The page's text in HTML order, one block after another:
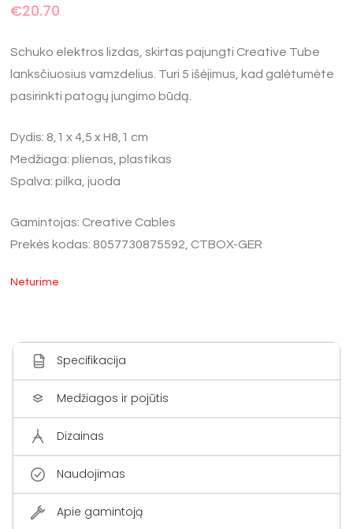
€20.70
Schuko elektros lizdas, skirtas pajungti Creative Tube
lanksčiuosius vamzdelius. Turi 5 išėjimus, kad galėtumėte
pasirinkti patogų jungimo būdą.
Dydis: 8,1 x 4,5 x H8,1 cm
Medžiaga: plienas, plastikas
Spalva: pilka, juoda
Gamintojas: Creative Cables
Prekės kodas: 8057730875592, CTBOX-GER
Neturime
Specifikacija
Medžiagos ir pojūtis
Dizainas
Naudojimas
Apie gamintoją